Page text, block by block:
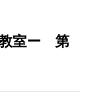
室ー 第